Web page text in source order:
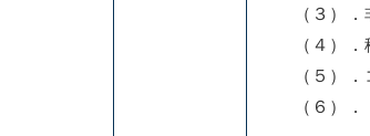
（３）．非
（４）．
（５）．
（６）．